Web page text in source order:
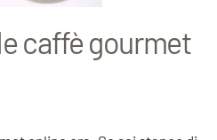
caffè gourmet